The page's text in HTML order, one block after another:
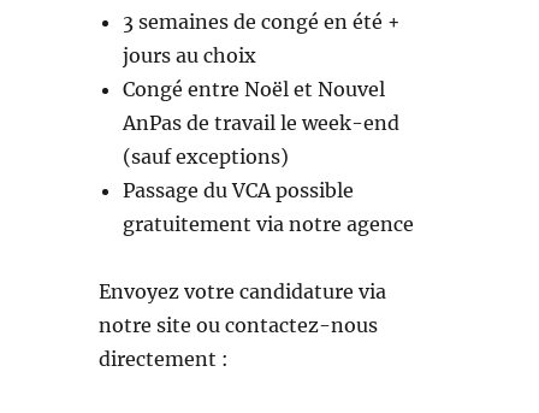
3 semaines de congé en été +
jours au choix
Congé entre Noël et Nouvel
AnPas de travail le week-end
(sauf exceptions)
Passage du VCA possible
gratuitement via notre agence
Envoyez votre candidature via
notre site ou contactez-nous
directement :